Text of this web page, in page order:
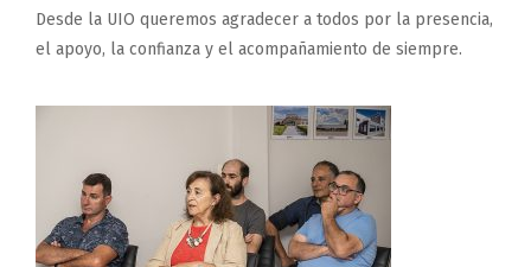
Desde la UIO queremos agradecer a todos por la presencia,
el apoyo, la confianza y el acompañamiento de siempre.